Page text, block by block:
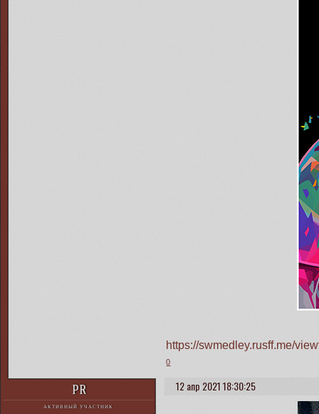
https://swmedley.rusff.me/
0
12 апр 2021 18:30:25
PR
АКТИВНЫЙ УЧАСТНИК